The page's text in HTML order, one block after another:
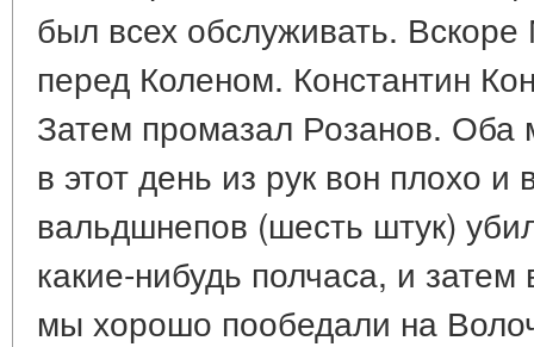
был всех обслуживать.
перед Коленом. Константин
Затем промазал Розанов. Оба
в этот день из рук вон плохо и
вальдшнепов (шесть штук)
какие-нибудь полчаса, и
мы хорошо пообедали на